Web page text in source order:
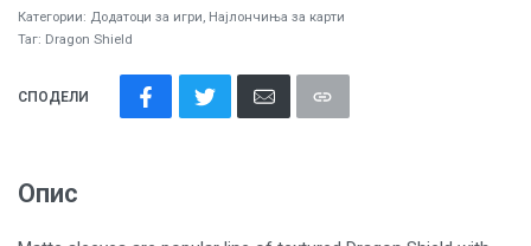
Категории: Додатоци за игри, Најлончиња за карти
Таг: Dragon Shield
СПОДЕЛИ
Опис